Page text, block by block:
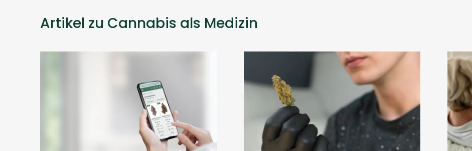
Artikel zu Cannabis als Medizin